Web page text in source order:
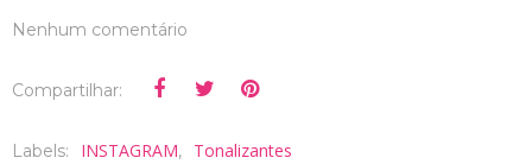
Nenhum comentário
Compartilhar:
Labels: INSTAGRAM, Tonalizantes